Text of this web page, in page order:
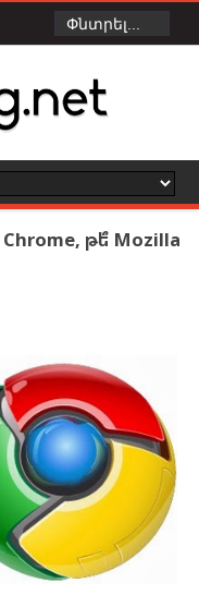
թե՞ Mozilla